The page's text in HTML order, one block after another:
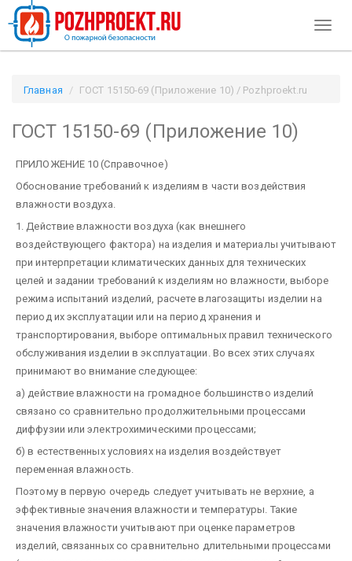
Главная ГОСТ 15150-69 (Приложение 10) / Pozhproekt.ru
ГОСТ 15150-69 (Приложение 10)
ПРИЛОЖЕНИЕ 10 (Справочное)
Обоснование требований к изделиям в части воздействия
влажности воздуха.
1. Действие влажности воздуха (как внешнего
воздействующего фактора) на изделия и материалы учитывают
при интерпретации климатических данных для технических
целей и задании требований к изделиям но влажности, выборе
режима испытаний изделий, расчете влагозащиты изделии на
период их эксплуатации или на период хранения и
транспортирования, выборе оптимальных правил технического
обслуживания изделии в эксплуатации. Во всех этих случаях
принимают во внимание следующее:
а) действие влажности на громадное большинство изделий
связано со сравнительно продолжительными процессами
диффузии или электрохимическими процессами;
б) в естественных условиях на изделия воздействует
переменная влажность.
Поэтому в первую очередь следует учитывать не верхние, а
эффективные значения влажности и температуры. Такие
значения влажности учитывают при оценке параметров
изделий, связанных со сравнительно длительными процессами